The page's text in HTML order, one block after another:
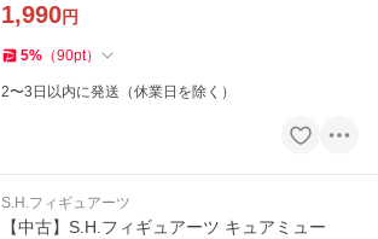
1,990円
5% （90pt）
2〜3日以内に発送（休業日を除く）
S.H.フィギュアーツ
【中古】S.H.フィギュアーツ キュアミュー